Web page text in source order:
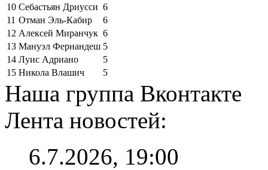
10 Себастьян Дриусси 6
11 Отман Эль-Кабир
6
12 Алексей Миранчук 6
13 Мануэл Фернандеш 5
14 Луис Адриано
5
15 Никола Влашич 5
Наша группа Вконтакте
Лента новостей:
6.7.2026, 19:00